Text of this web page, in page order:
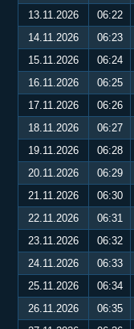
13.11.2026
06:22
14.11.2026
06:23
15.11.2026
06:24
16.11.2026
06:25
17.11.2026
06:26
18.11.2026
06:27
19.11.2026
06:28
20.11.2026
06:29
21.11.2026
06:30
22.11.2026
06:31
23.11.2026
06:32
24.11.2026
06:33
25.11.2026
06:34
26.11.2026
06:35